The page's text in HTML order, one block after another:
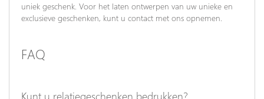
uniek geschenk. Voor het laten ontwerpen van uw unieke en
exclusieve geschenken, kunt u contact met ons opnemen.
FAQ
Kunt u relatiegeschenken bedrukken?